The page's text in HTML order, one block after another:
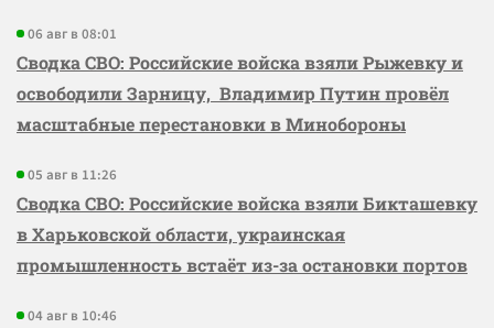
06 авг в 08:01
Сводка СВО: Российские войска взяли Рыжевку и
освободили Зарницу, Владимир Путин провёл
масштабные перестановки в Минобороны
05 авг в 11:26
Сводка СВО: Российские войска взяли Бикташевку
в Харьковской области, украинская
промышленность встаёт из-за остановки портов
04 авг в 10:46